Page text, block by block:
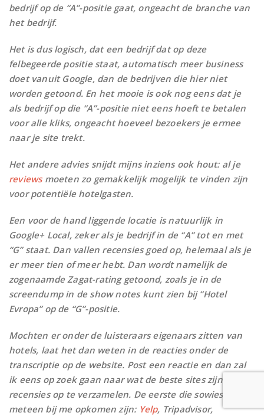
bedrijf op de “A”-positie gaat, ongeacht de branche van
het bedrijf.
Het is dus logisch, dat een bedrijf dat op deze
felbegeerde positie staat, automatisch meer business
doet vanuit Google, dan de bedrijven die hier niet
worden getoond. En het mooie is ook nog eens dat je
als bedrijf op die “A”-positie niet eens hoeft te betalen
voor alle kliks, ongeacht hoeveel bezoekers je ermee
naar je site trekt.
Het andere advies snijdt mijns inziens ook hout: al je
reviewsmoeten zo gemakkelijk mogelijk te vinden zijn
voor potentiële hotelgasten.
Een voor de hand liggende locatie is natuurlijk in
Google+ Local, zeker als je bedrijf in de “A” tot en met
“G” staat. Dan vallen recensies goed op, helemaal als je
er meer tien of meer hebt. Dan wordt namelijk de
zogenaamde Zagat-rating getoond, zoals je in de
screendump in de show notes kunt zien bij “Hotel
Evropa” op de “G”-positie.
Mochten er onder de luisteraars eigenaars zitten van
hotels, laat het dan weten in de reacties onder de
transcriptie op de website. Post een reactie en dan zal
ik eens op zoek gaan naar wat de beste sites zijn om
recensies op te verzamelen. De eerste die sowieso
meteen bij me opkomen zijn: Yelp, Tripadvisor,